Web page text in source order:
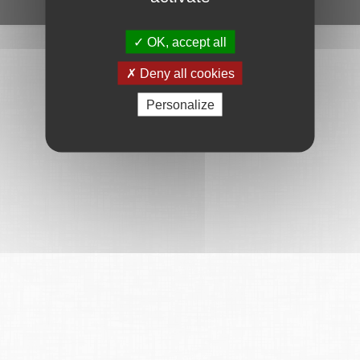
OK, accept all
Deny all cookies
Personalize
Ce service est proposé par